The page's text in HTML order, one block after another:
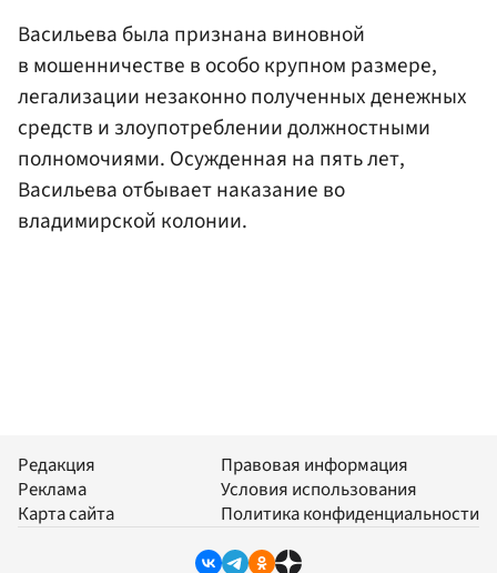
Васильева была признана виновной
в мошенничестве в особо крупном размере,
легализации незаконно полученных денежных
средств и злоупотреблении должностными
полномочиями. Осужденная на пять лет,
Васильева отбывает наказание во
владимирской колонии.
Редакция
Реклама
Карта сайта
Правовая информация
Условия использования
Политика конфиденциальности